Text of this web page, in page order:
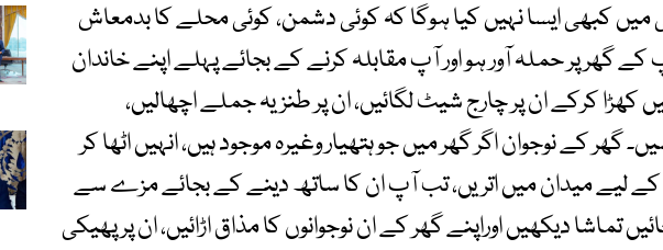
کبھی ایسا نہیں کیا ہوگا کہ کوئی دشمن، کوئی محلے کا بدمعاش
پر حملہ آور ہو اور آپ مقابلہ کرنے کے بجائے پہلے اپنے خاندان
کرکے ان پر چارج شیٹ لگائیں، ان پر طنزیہ جملے اچھالیں،
گھر کے نوجوان اگر گھر میں جو ہتھیار وغیرہ موجود ہیں، انہیں اٹھا کر
کے لیے میدان میں اتریں، تب آپ ان کا ساتھ دینے کے بجائے مزے سے
تماشا دیکھیں اوراپنے گھر کے ان نوجوانوں کا مذاق اڑائیں، ان پر پھیکی